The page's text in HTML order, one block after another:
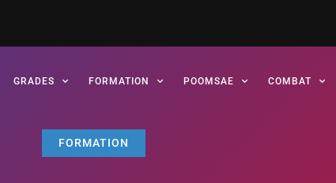
GRADES FORMATION POOMSAE COMBAT
FORMATION